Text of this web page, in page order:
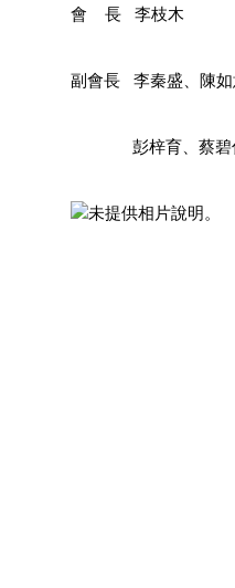
會    長   李枝木
副會長   李秦盛、陳
彭梓育、蔡碧